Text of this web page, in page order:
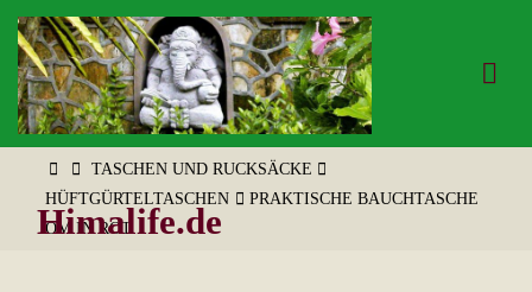
Zum
Inhalt
springen
Himalife.de
START
TASCHEN UND RUCKSÄCKE
HÜFTGÜRTELTASCHEN
PRAKTISCHE BAUCHTASCHE
OM IN ROT